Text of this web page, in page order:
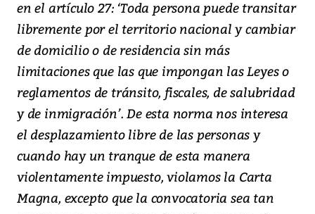
en el artículo 27: ‘Toda persona puede transitar
libremente por el territorio nacional y cambiar
de domicilio o de residencia sin más
limitaciones que las que impongan las Leyes o
reglamentos de tránsito, fiscales, de salubridad
y de inmigración’. De esta norma nos interesa
el desplazamiento libre de las personas y
cuando hay un tranque de esta manera
violentamente impuesto, violamos la Carta
Magna, excepto que la convocatoria sea tan